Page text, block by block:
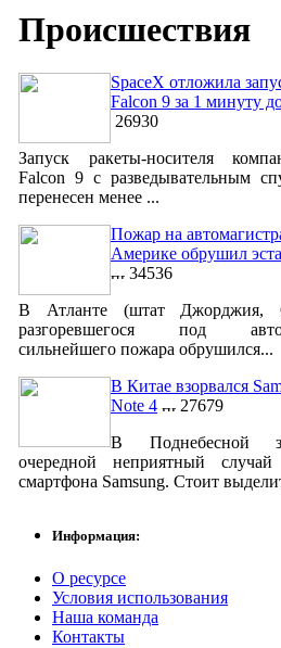
Происшествия
SpaceX отложила
Falcon 9 за 1 минуту
26930
Запуск ракеты-носителя
Falcon 9 с разведывательным
перенесен менее ...
Пожар на
Америке обрушил
34536
В Атланте (штат Джорджия,
разгоревшегося под
сильнейшего пожара обрушился...
В Китае взорвался
Note 4
27679
В Поднебесной
очередной неприятный
смартфона Samsung. Стоит
Информация:
О ресурсе
Условия использования
Наша команда
Контакты